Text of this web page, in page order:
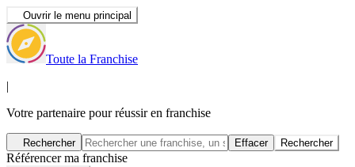
Ouvrir le menu principal
Toute la Franchise
|
Votre partenaire pour réussir en franchise
Rechercher Effacer Rechercher
Référencer ma franchise